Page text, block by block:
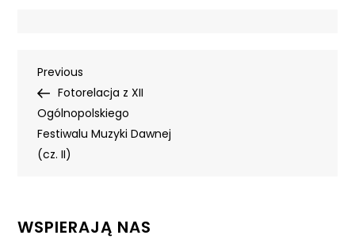
Nawigacja
wpisu
Previous
Post
Previous
Fotorelacja z XII
Ogólnopolskiego
Festiwalu Muzyki Dawnej
(cz. II)
WSPIERAJĄ NAS